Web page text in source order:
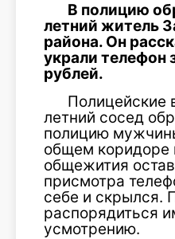
В полицию
летний житель
района. Он
украли телефон
рублей.
Полицейские
летний сосед
полицию
общем коридоре
общежития
присмотра
себе и скрылся.
распорядиться
усмотрению.